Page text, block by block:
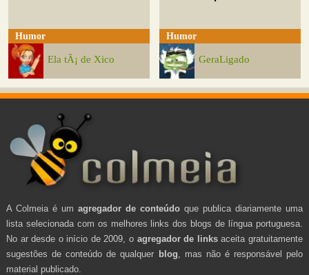
Humor
Ela tÃ¡ de Xico
Humor
GeraLigado
A Colmeia é um agregador de conteúdo que publica diariamente uma
lista selecionada com os melhores links dos blogs de língua portuguesa.
No ar desde o início de 2009, o agregador de linksaceita gratuitamente
sugestões de conteúdo de qualquer blog , mas não é responsável pelo
material publicado.